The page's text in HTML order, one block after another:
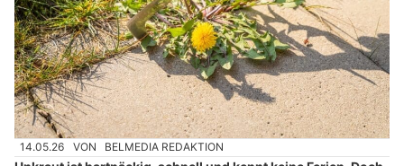
14.05.26 VON BELMEDIA REDAKTION